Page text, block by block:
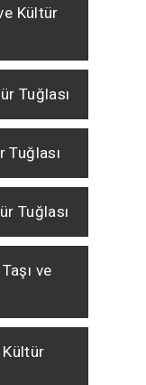
Kültür
Tuğlası
Tuğlası
Tuğlası
ve
Kültür